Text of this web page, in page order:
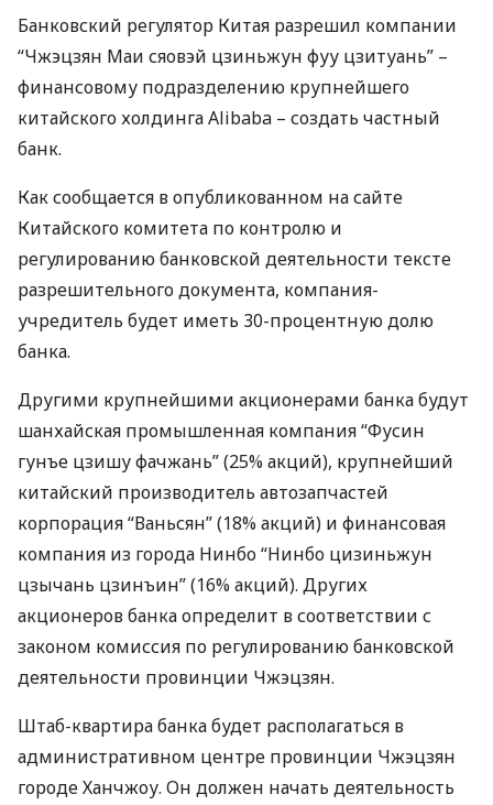
Банковский регулятор Китая разрешил компании
“Чжэцзян Маи сяовэй цзиньжун фуу цзитуань” –
финансовому подразделению крупнейшего
китайского холдинга Alibaba – создать частный
банк.
Как сообщается в опубликованном на сайте
Китайского комитета по контролю и
регулированию банковской деятельности тексте
разрешительного документа, компания-
учредитель будет иметь 30-процентную долю
банка.
Другими крупнейшими акционерами банка будут
шанхайская промышленная компания “Фусин
гунъе цзишу фачжань” (25% акций), крупнейший
китайский производитель автозапчастей
корпорация “Ваньсян” (18% акций) и финансовая
компания из города Нинбо “Нинбо цизиньжун
цзычань цзинъин” (16% акций). Других
акционеров банка определит в соответствии с
законом комиссия по регулированию банковской
деятельности провинции Чжэцзян.
Штаб-квартира банка будет располагаться в
административном центре провинции Чжэцзян
городе Ханчжоу. Он должен начать деятельность